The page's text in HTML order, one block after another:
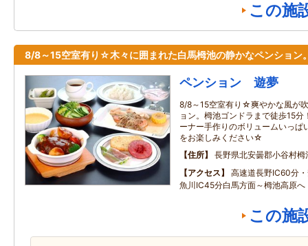
この施
8/8～15空室有り☆木々に囲まれた白馬栂池の静かなペンション
ペンション 遊夢
8/8～15空室有り☆爽やかな風が
ョン。栂池ゴンドラまで徒歩15
ーナー手作りのボリュームいっぱ
をお楽しみください☆
住所
長野県北安曇郡小谷村栂
アクセス
高速道長野IC60分
魚川IC45分白馬方面～栂池高原へ
この施